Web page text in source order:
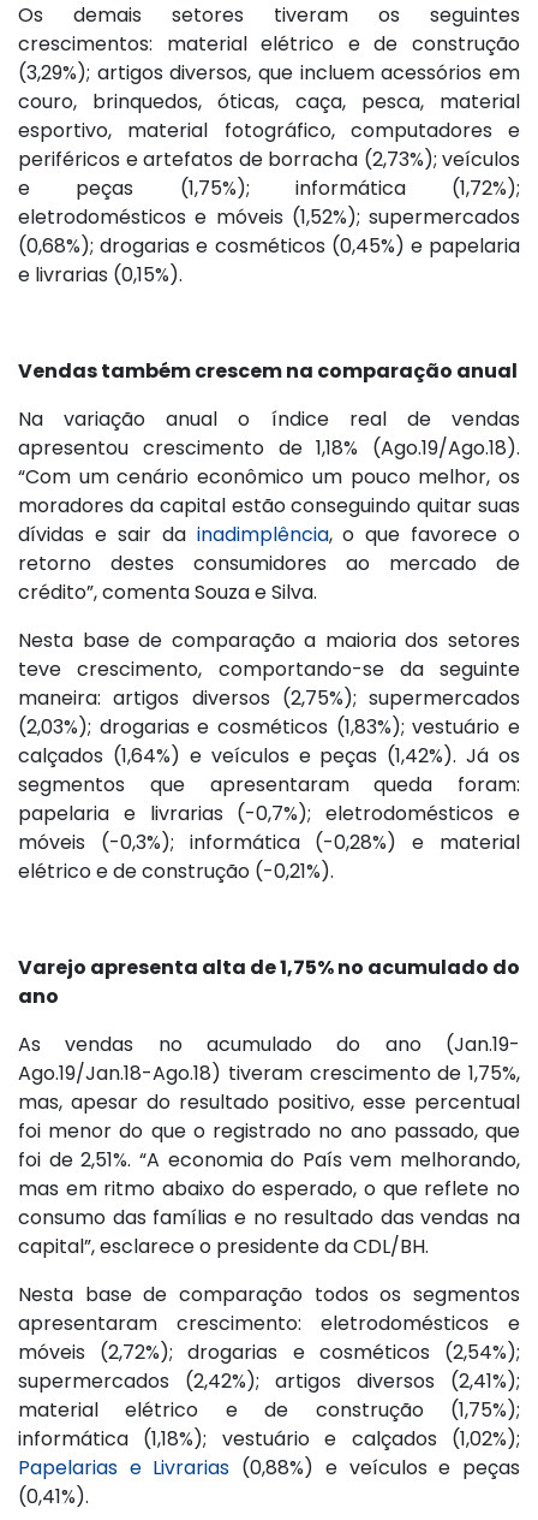
Os demais setores tiveram os seguintes
crescimentos: material elétrico e de construção
(3,29%); artigos diversos, que incluem acessórios em
couro, brinquedos, óticas, caça, pesca, material
esportivo, material fotográfico, computadores e
periféricos e artefatos de borracha (2,73%); veículos
e peças (1,75%); informática (1,72%);
eletrodomésticos e móveis (1,52%); supermercados
(0,68%); drogarias e cosméticos (0,45%) e papelaria
e livrarias (0,15%).
Vendas também crescem na comparação anual
Na variação anual o índice real de vendas
apresentou crescimento de 1,18% (Ago.19/Ago.18).
“Com um cenário econômico um pouco melhor, os
moradores da capital estão conseguindo quitar suas
dívidas e sair da inadimplência, o que favorece o
retorno destes consumidores ao mercado de
crédito”, comenta Souza e Silva.
Nesta base de comparação a maioria dos setores
teve crescimento, comportando-se da seguinte
maneira: artigos diversos (2,75%); supermercados
(2,03%); drogarias e cosméticos (1,83%); vestuário e
calçados (1,64%) e veículos e peças (1,42%). Já os
segmentos que apresentaram queda foram:
papelaria e livrarias (-0,7%); eletrodomésticos e
móveis (-0,3%); informática (-0,28%) e material
elétrico e de construção (-0,21%).
Varejo apresenta alta de 1,75% no acumulado do
ano
As vendas no acumulado do ano (Jan.19-
Ago.19/Jan.18-Ago.18) tiveram crescimento de 1,75%,
mas, apesar do resultado positivo, esse percentual
foi menor do que o registrado no ano passado, que
foi de 2,51%. “A economia do País vem melhorando,
mas em ritmo abaixo do esperado, o que reflete no
consumo das famílias e no resultado das vendas na
capital”, esclarece o presidente da CDL/BH.
Nesta base de comparação todos os segmentos
apresentaram crescimento: eletrodomésticos e
móveis (2,72%); drogarias e cosméticos (2,54%);
supermercados (2,42%); artigos diversos (2,41%);
material elétrico e de construção (1,75%);
informática (1,18%); vestuário e calçados (1,02%);
Papelarias e Livrarias (0,88%) e veículos e peças
(0,41%).